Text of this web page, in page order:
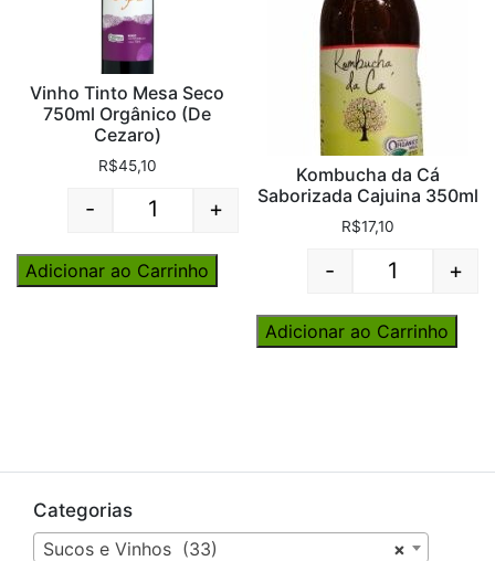
Vinho Tinto Mesa Seco
750ml Orgânico (De
Cezaro)
R$45,10
Quantity
- +
Adicionar ao Carrinho
Kombucha da Cá
Saborizada Cajuina 350ml
R$17,10
Quantity
- +
Adicionar ao Carrinho
Categorias
×
Sucos e Vinhos (33)